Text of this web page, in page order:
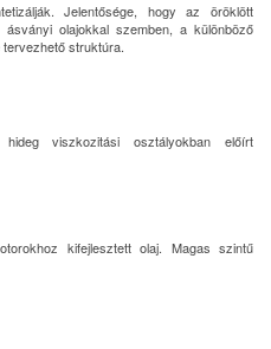
Jelentősége, hogy az öröklött
olajokkal szemben, a különböző
struktúra.
viszkozitási osztályokban előírt
kifejlesztett olaj. Magas szintű